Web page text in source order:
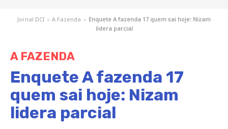
Jornal DCI › A Fazenda › Enquete A fazenda 17 quem sai hoje: Nizam
lidera parcial
A FAZENDA
Enquete A fazenda 17
quem sai hoje: Nizam
lidera parcial